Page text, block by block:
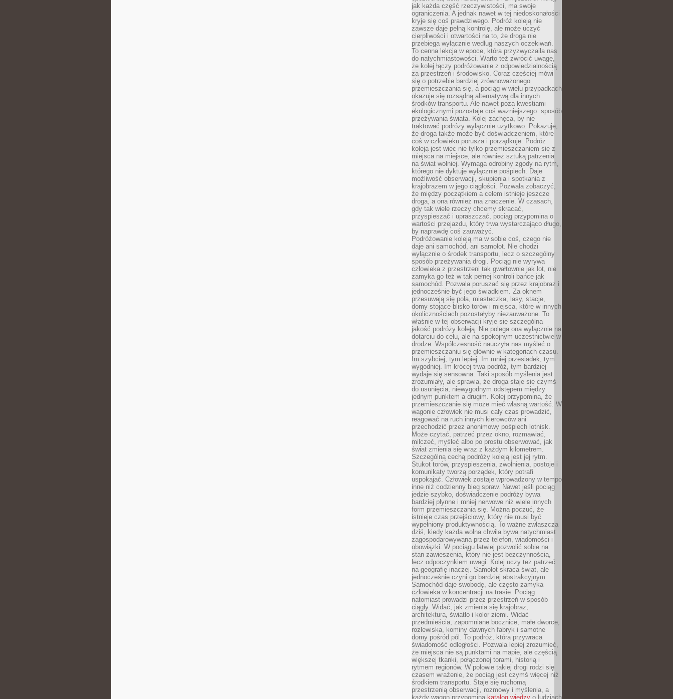
jak każda część rzeczywistości, ma swoje
ograniczenia. A jednak nawet w tej niedoskonałości
kryje się coś prawdziwego. Podróż koleją nie
zawsze daje pełną kontrolę, ale może uczyć
cierpliwości i otwartości na to, że droga nie
przebiega wyłącznie według naszych oczekiwań.
To cenna lekcja w epoce, która przyzwyczaiła nas
do natychmiastowości. Warto też zwrócić uwagę,
że kolej łączy podróżowanie z odpowiedzialnością
za przestrzeń i środowisko. Coraz częściej mówi
się o potrzebie bardziej zrównoważonego
przemieszczania się, a pociąg w wielu przypadkach
okazuje się rozsądną alternatywą dla innych
środków transportu. Ale nawet poza kwestiami
ekologicznymi pozostaje coś ważniejszego: sposób
przeżywania świata. Kolej zachęca, by nie
traktować podróży wyłącznie użytkowo. Pokazuje,
że droga także może być doświadczeniem, które
coś w człowieku porusza i porządkuje. Podróż
koleją jest więc nie tylko przemieszczaniem się z
miejsca na miejsce, ale również sztuką patrzenia
na świat wolniej. Wymaga odrobiny zgody na rytm,
którego nie dyktuje wyłącznie pośpiech. Daje
możliwość obserwacji, skupienia i spotkania z
krajobrazem w jego ciągłości. Pozwala zobaczyć,
że między początkiem a celem istnieje jeszcze
droga, a ona również ma znaczenie. W czasach,
gdy tak wiele rzeczy chcemy skracać,
przyspieszać i upraszczać, pociąg przypomina o
wartości przejazdu, który trwa wystarczająco długo,
by naprawdę coś zauważyć.
Podróżowanie koleją ma w sobie coś, czego nie
daje ani samochód, ani samolot. Nie chodzi
wyłącznie o środek transportu, lecz o szczególny
sposób przeżywania drogi. Pociąg nie wyrywa
człowieka z przestrzeni tak gwałtownie jak lot, nie
zamyka go też w tak pełnej kontroli bańce jak
samochód. Pozwala poruszać się przez krajobraz i
jednocześnie być jego świadkiem. Za oknem
przesuwają się pola, miasteczka, lasy, stacje,
domy stojące blisko torów i miejsca, które w innych
okolicznościach pozostałyby niezauważone. To
właśnie w tej obserwacji kryje się szczególna
jakość podróży koleją. Nie polega ona wyłącznie na
dotarciu do celu, ale na spokojnym uczestnictwie w
drodze. Współczesność nauczyła nas myśleć o
przemieszczaniu się głównie w kategoriach czasu.
Im szybciej, tym lepiej. Im mniej przesiadek, tym
wygodniej. Im krócej trwa podróż, tym bardziej
wydaje się sensowna. Taki sposób myślenia jest
zrozumiały, ale sprawia, że droga staje się czymś
do usunięcia, niewygodnym odstępem między
jednym punktem a drugim. Kolej przypomina, że
przemieszczanie się może mieć własną wartość. W
wagonie człowiek nie musi cały czas prowadzić,
reagować na ruch innych kierowców ani
przechodzić przez anonimowy pośpiech lotnisk.
Może czytać, patrzeć przez okno, rozmawiać,
milczeć, myśleć albo po prostu obserwować, jak
świat zmienia się wraz z każdym kilometrem.
Szczególną cechą podróży koleją jest jej rytm.
Stukot torów, przyspieszenia, zwolnienia, postoje i
komunikaty tworzą porządek, który potrafi
uspokajać. Człowiek zostaje wprowadzony w tempo
inne niż codzienny bieg spraw. Nawet jeśli pociąg
jedzie szybko, doświadczenie podróży bywa
bardziej płynne i mniej nerwowe niż wiele innych
form przemieszczania się. Można poczuć, że
istnieje czas przejściowy, który nie musi być
wypełniony produktywnością. To ważne zwłaszcza
dziś, kiedy każda wolna chwila bywa natychmiast
zagospodarowywana przez telefon, wiadomości i
obowiązki. W pociągu łatwiej pozwolić sobie na
stan zawieszenia, który nie jest bezczynnością,
lecz odpoczynkiem uwagi. Kolej uczy też patrzeć
na geografię inaczej. Samolot skraca świat, ale
jednocześnie czyni go bardziej abstrakcyjnym.
Samochód daje swobodę, ale często zamyka
człowieka w koncentracji na trasie. Pociąg
natomiast prowadzi przez przestrzeń w sposób
ciągły. Widać, jak zmienia się krajobraz,
architektura, światło i kolor ziemi. Widać
przedmieścia, zapomniane bocznice, małe dworce,
rozlewiska, kominy dawnych fabryk i samotne
domy pośród pól. To podróż, która przywraca
świadomość odległości. Pozwala lepiej zrozumieć,
że miejsca nie są punktami na mapie, ale częścią
większej tkanki, połączonej torami, historią i
rytmem regionów. W połowie takiej drogi rodzi się
czasem wrażenie, że pociąg jest czymś więcej niż
środkiem transportu. Staje się ruchomą
przestrzenią obserwacji, rozmowy i myślenia, a
każdy wagon przypomina katalog wiedzy o ludziach